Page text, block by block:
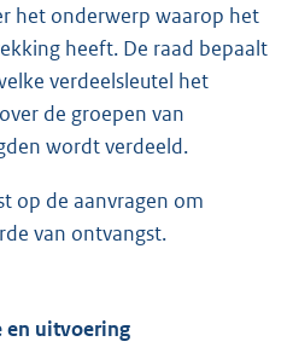
het onderwerp waarop het
heeft. De raad bepaalt
verdeelsleutel het
de groepen van
wordt verdeeld.
op de aanvragen om
van ontvangst.
en uitvoering